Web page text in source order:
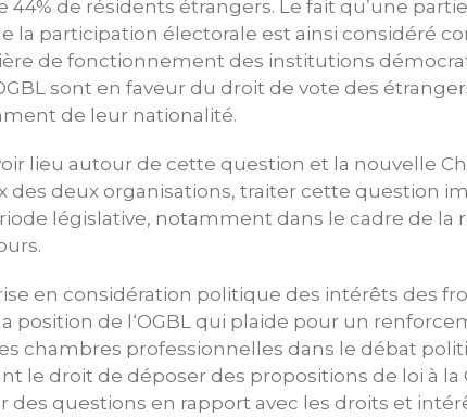
de résidents étrangers. Le fait qu’une
la participation électorale est ainsi considéré
de fonctionnement des institutions
sont en faveur du droit de vote des
de leur nationalité.
lieu autour de cette question et la nouvelle
des deux organisations, traiter cette question
législative, notamment dans le cadre de la
en considération politique des intérêts des
position de l‘OGBL qui plaide pour un
chambres professionnelles dans le débat
le droit de déposer des propositions de loi à la
questions en rapport avec les droits et